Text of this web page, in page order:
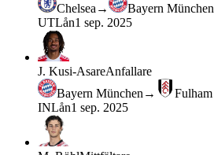
Chelsea →
Bayern München
UTLån1 sep. 2025
J. Kusi-AsareAnfallare
Bayern München →
Fulham
INLån1 sep. 2025